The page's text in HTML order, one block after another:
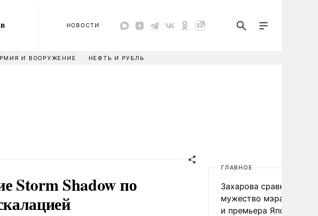
НОВОСТИ
И ВООРУЖЕНИЕ НЕФТЬ И РУБЛЬ
Storm Shadow по
ГЛАВНОЕ
Захарова сравнила
мужество мэра
и премьера Японии